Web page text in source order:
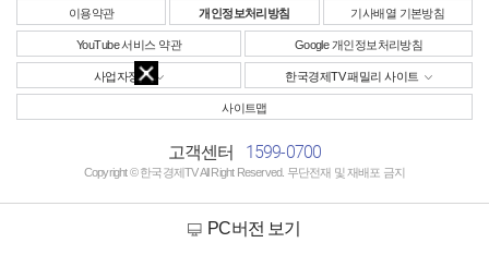
이용약관 개인정보처리방침 기사배열 기본방침
YouTube 서비스 약관 Google 개인정보처리방침
사업자정보 한국경제TV 패밀리 사이트
사이트맵
고객센터 1599-0700
Copyright © 한국경제TV All Right Reserved. 무단전재 및 재배포 금지
PC버전 보기